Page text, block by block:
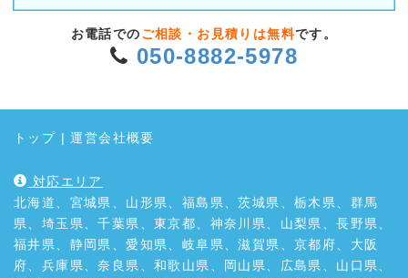
お電話での ご相談・お見積りは無料です。
050-8882-5978
トップ |運営会社概要
対応エリア
北海道、宮城県、山形県、福島県、茨城県、栃木県、群馬
県、埼玉県、千葉県、東京都、神奈川県、山梨県、長野県、
福井県、静岡県、愛知県、岐阜県、滋賀県、京都府、大阪
府、兵庫県、奈良県、和歌山県、岡山県、広島県、山口県、